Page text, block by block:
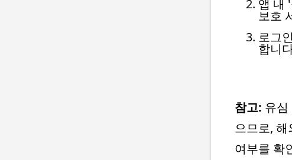
앱 내
보호
로그
합니
참고: 유심
으므로,
여부를 확